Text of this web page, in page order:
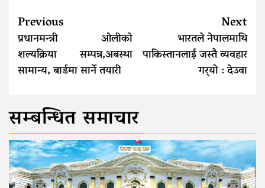
Continue
Reading
Previous
प्रधानमन्त्री ओलीकाे
शल्यक्रिया सम्पन्न,अबस्था
सामान्य, बार्डमा सार्ने तयारी
Next
भारतले नेपालमाथि
पाकिस्तानलाई जस्तै व्यवहार
गर्‍यो : देउवा
सम्बन्धित समाचार